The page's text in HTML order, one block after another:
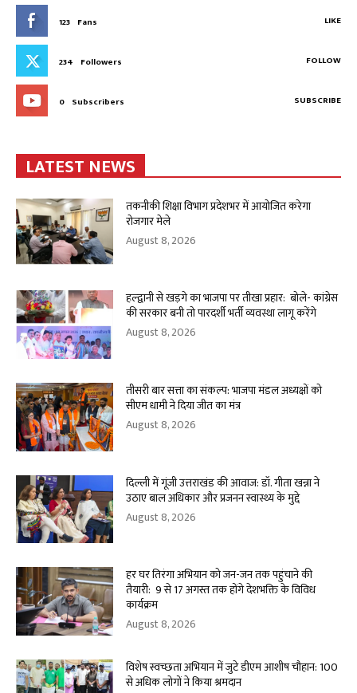
123 Fans LIKE
234 Followers FOLLOW
0 Subscribers SUBSCRIBE
LATEST NEWS
तकनीकी शिक्षा विभाग प्रदेशभर में आयोजित करेगा
रोजगार मेले
August 8, 2026
हल्द्वानी से खड़गे का भाजपा पर तीखा प्रहार: बोले- कांग्रेस
की सरकार बनी तो पारदर्शी भर्ती व्यवस्था लागू करेंगे
August 8, 2026
तीसरी बार सत्ता का संकल्प: भाजपा मंडल अध्यक्षों को
सीएम धामी ने दिया जीत का मंत्र
August 8, 2026
दिल्ली में गूंजी उत्तराखंड की आवाज: डॉ. गीता खन्ना ने
उठाए बाल अधिकार और प्रजनन स्वास्थ्य के मुद्दे
August 8, 2026
हर घर तिरंगा अभियान को जन-जन तक पहुंचाने की
तैयारी: 9 से 17 अगस्त तक होंगे देशभक्ति के विविध
कार्यक्रम
August 8, 2026
विशेष स्वच्छता अभियान में जुटे डीएम आशीष चौहान: 100
से अधिक लोगों ने किया श्रमदान